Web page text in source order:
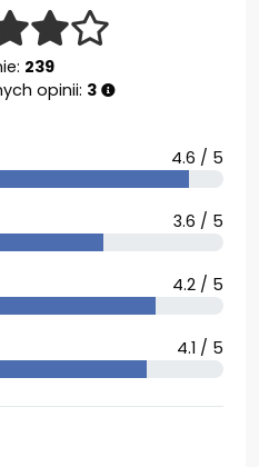
239
opinii: 3
4.6 / 5
3.6 / 5
4.2 / 5
4.1 / 5